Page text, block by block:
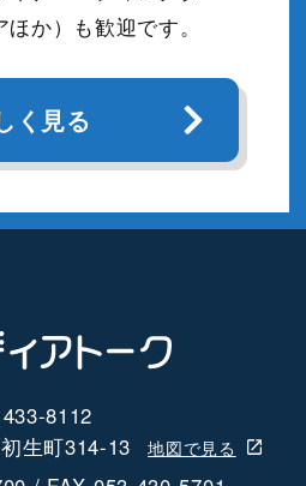
か）も歓迎です。
く見る
8112
生町314-13
地図で見る